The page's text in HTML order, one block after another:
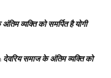
व्यक्ति को समर्पित है योगी
देवरिय समाज के अंतिम व्यक्ति को